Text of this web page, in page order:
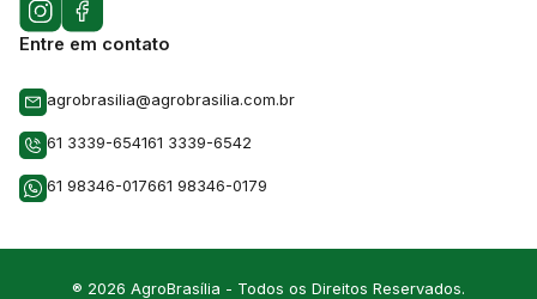
Entre em contato
agrobrasilia@agrobrasilia.com.br
61 3339-654161 3339-6542
61 98346-017661 98346-0179
® 2026 AgroBrasília - Todos os Direitos Reservados.